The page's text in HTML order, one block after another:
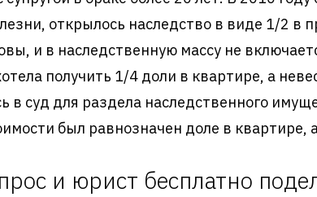
открылось наследство в виде 1/2
и в наследственную массу не
получить 1/4 доли в квартире, а
в суд для раздела наследственного
был равнозначен доле в квартире,
и юрист бесплатно